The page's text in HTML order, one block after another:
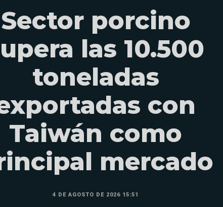
Sector porcino
las 10.500
toneladas
con
Taiwán como
mercado
4 DE AGOSTO DE 2026 15:51